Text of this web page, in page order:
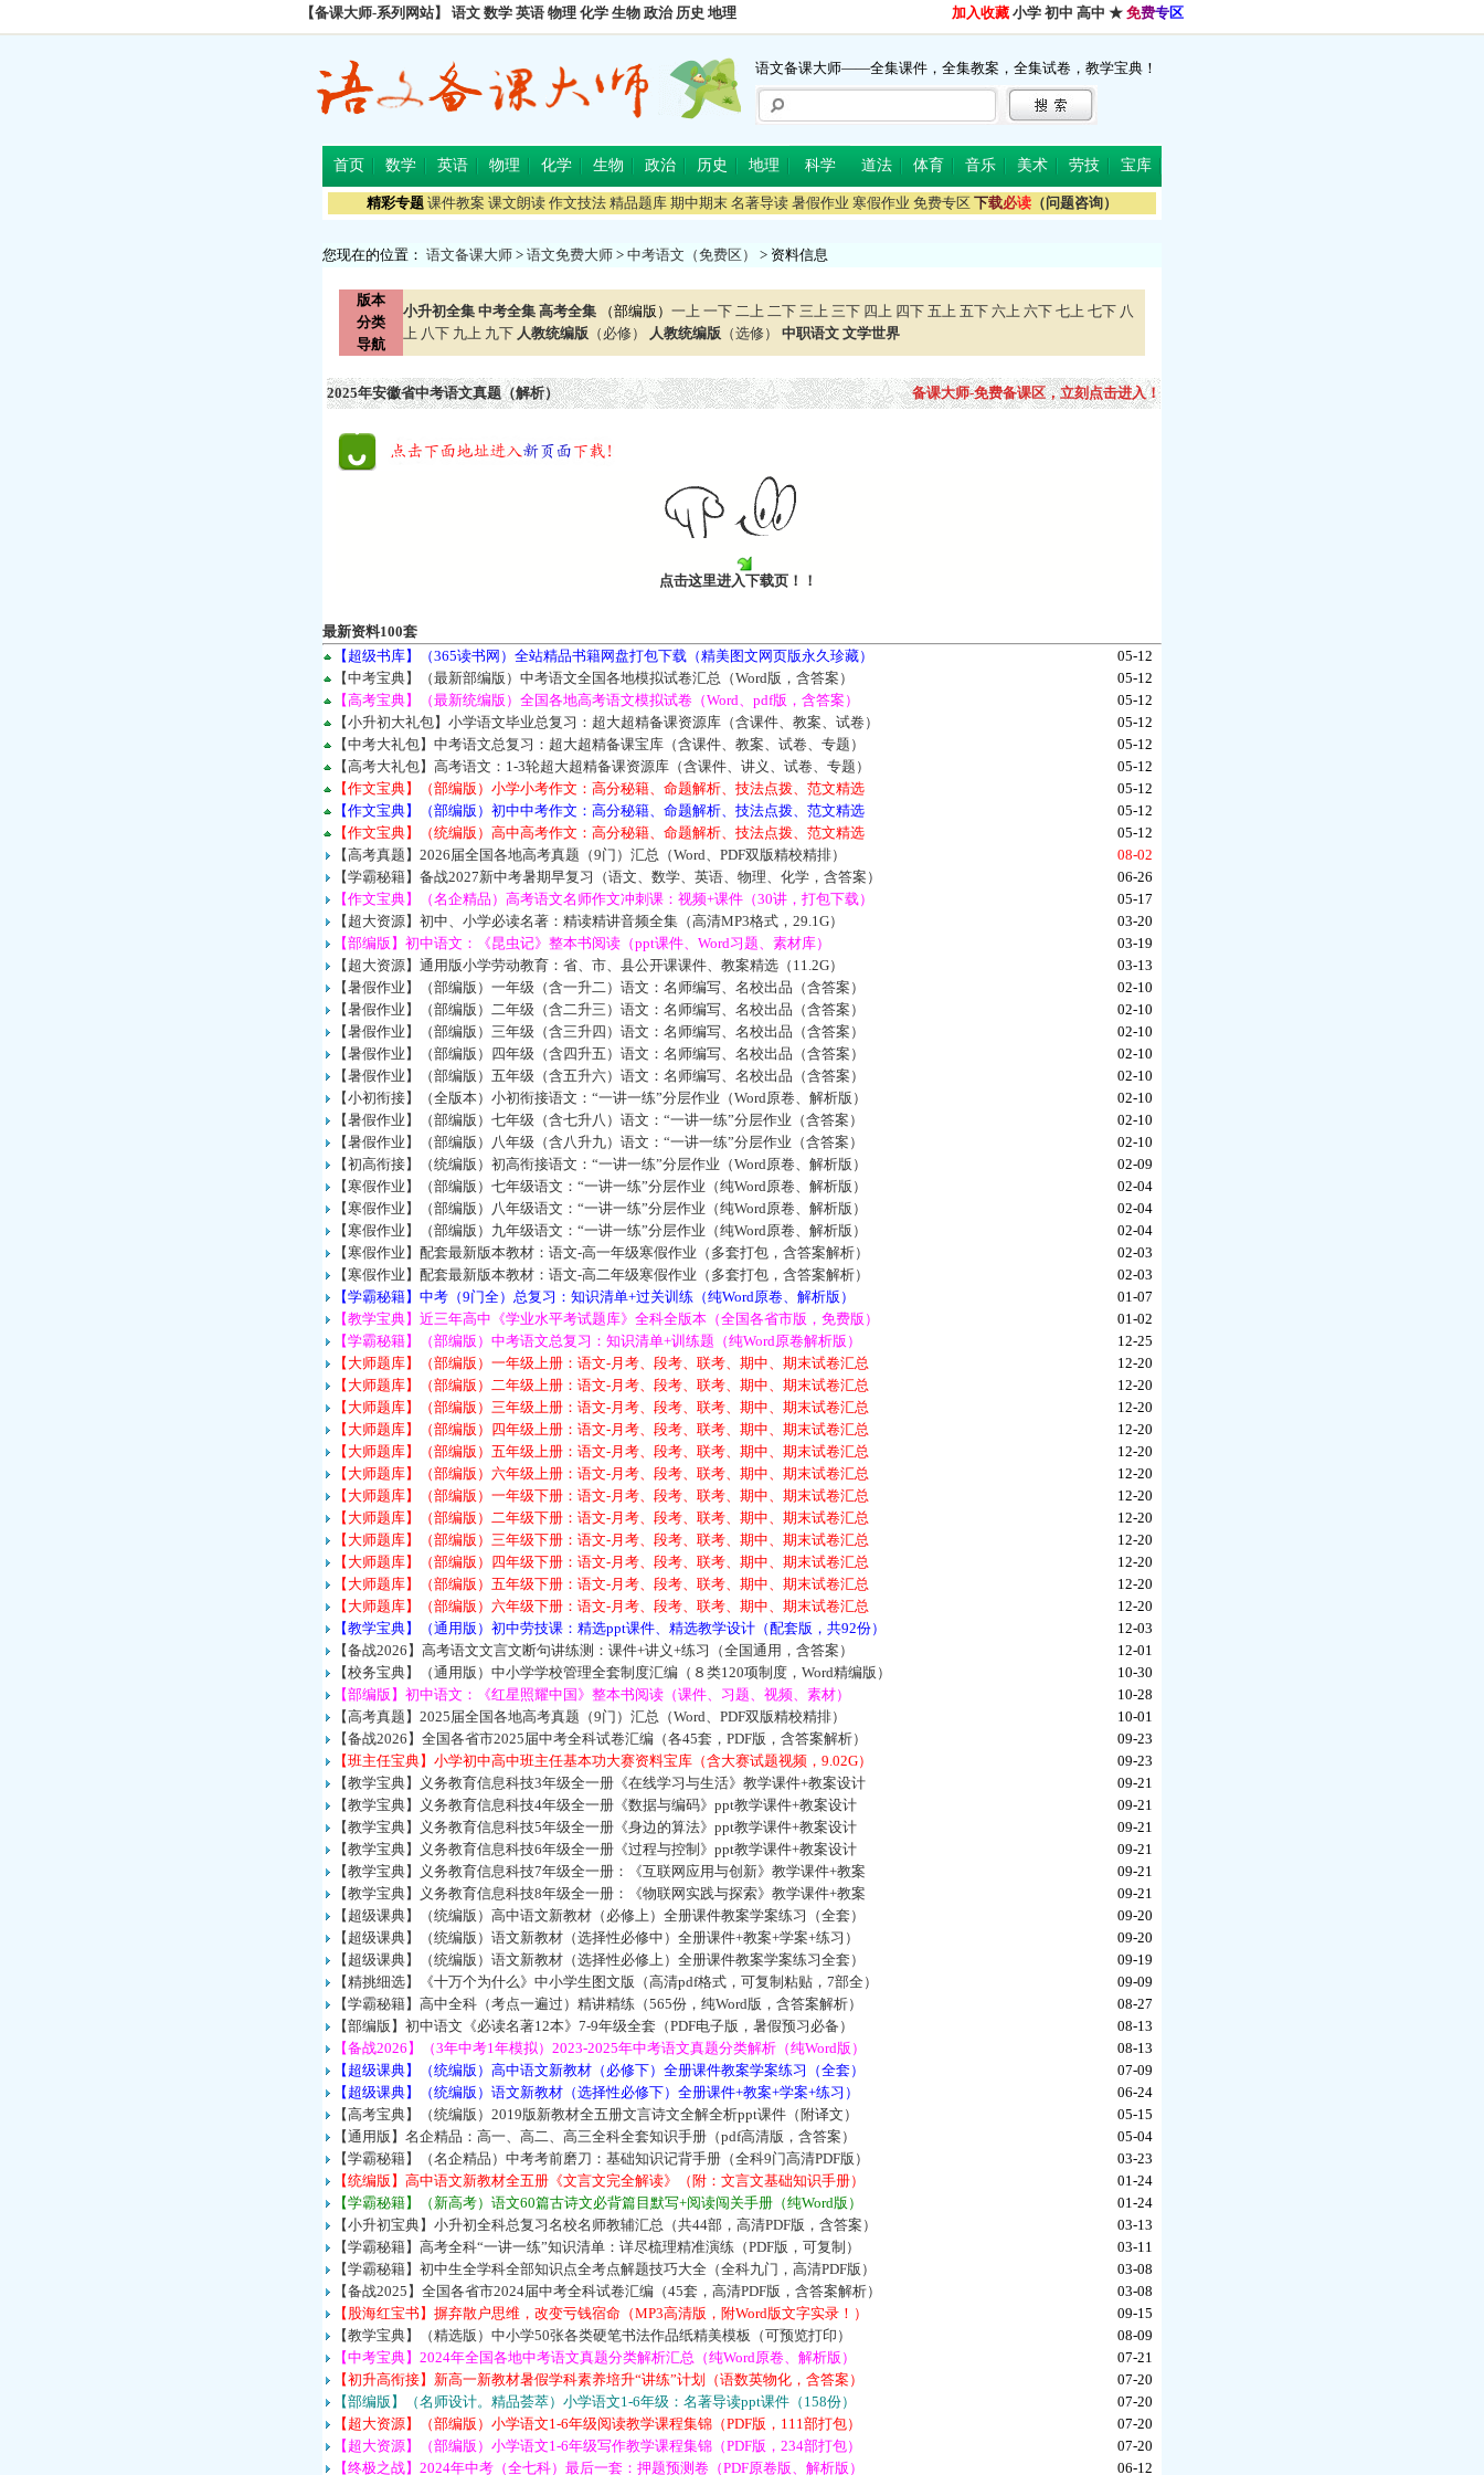
【备课大师-系列网站】 语文 数学 英语 物理 化学 生物 政治 历史 地理 加入收藏 小学 初中 高中 ★ 免费专区
语文备课大师——全集课件，全集教案，全集试卷，教学宝典！
首页 数学 英语 物理 化学 生物 政治 历史 地理 科学 道法 体育 音乐 美术 劳技 宝库
精彩专题 课件教案 课文朗读 作文技法 精品题库 期中期末 名著导读 暑假作业 寒假作业 免费专区 下载必读 （问题咨询）
您现在的位置： 语文备课大师 > 语文免费大师 > 中考语文（免费区） > 资料信息
版本
分类
导航
小升初全集 中考全集 高考全集 （部编版） 一上 一下 二上 二下 三上 三下 四上 四下 五上 五下 六上 六下 七上 七下 八
上 八下 九上 九下 人教统编版 （必修） 人教统编版 （选修） 中职语文 文学世界
2025年安徽省中考语文真题（解析） 备课大师-免费备课区，立刻点击进入！
点击这里进入下载页！！
最新资料100套
【超级书库】（365读书网）全站精品书籍网盘打包下载（精美图文网页版永久珍藏）
05-12
【中考宝典】（最新部编版）中考语文全国各地模拟试卷汇总（Word版，含答案）
05-12
【高考宝典】（最新统编版）全国各地高考语文模拟试卷（Word、pdf版，含答案）
05-12
【小升初大礼包】小学语文毕业总复习：超大超精备课资源库（含课件、教案、试卷）
05-12
【中考大礼包】中考语文总复习：超大超精备课宝库（含课件、教案、试卷、专题）
05-12
【高考大礼包】高考语文：1-3轮超大超精备课资源库（含课件、讲义、试卷、专题）
05-12
【作文宝典】（部编版）小学小考作文：高分秘籍、命题解析、技法点拨、范文精选
05-12
【作文宝典】（部编版）初中中考作文：高分秘籍、命题解析、技法点拨、范文精选
05-12
【作文宝典】（统编版）高中高考作文：高分秘籍、命题解析、技法点拨、范文精选
05-12
【高考真题】2026届全国各地高考真题（9门）汇总（Word、PDF双版精校精排）
08-02
【学霸秘籍】备战2027新中考暑期早复习（语文、数学、英语、物理、化学，含答案）
06-26
【作文宝典】（名企精品）高考语文名师作文冲刺课：视频+课件（30讲，打包下载）
05-17
【超大资源】初中、小学必读名著：精读精讲音频全集（高清MP3格式，29.1G）
03-20
【部编版】初中语文：《昆虫记》整本书阅读（ppt课件、Word习题、素材库）
03-19
【超大资源】通用版小学劳动教育：省、市、县公开课课件、教案精选（11.2G）
03-13
【暑假作业】（部编版）一年级（含一升二）语文：名师编写、名校出品（含答案）
02-10
【暑假作业】（部编版）二年级（含二升三）语文：名师编写、名校出品（含答案）
02-10
【暑假作业】（部编版）三年级（含三升四）语文：名师编写、名校出品（含答案）
02-10
【暑假作业】（部编版）四年级（含四升五）语文：名师编写、名校出品（含答案）
02-10
【暑假作业】（部编版）五年级（含五升六）语文：名师编写、名校出品（含答案）
02-10
【小初衔接】（全版本）小初衔接语文：“一讲一练”分层作业（Word原卷、解析版）
02-10
【暑假作业】（部编版）七年级（含七升八）语文：“一讲一练”分层作业（含答案）
02-10
【暑假作业】（部编版）八年级（含八升九）语文：“一讲一练”分层作业（含答案）
02-10
【初高衔接】（统编版）初高衔接语文：“一讲一练”分层作业（Word原卷、解析版）
02-09
【寒假作业】（部编版）七年级语文：“一讲一练”分层作业（纯Word原卷、解析版）
02-04
【寒假作业】（部编版）八年级语文：“一讲一练”分层作业（纯Word原卷、解析版）
02-04
【寒假作业】（部编版）九年级语文：“一讲一练”分层作业（纯Word原卷、解析版）
02-04
【寒假作业】配套最新版本教材：语文-高一年级寒假作业（多套打包，含答案解析）
02-03
【寒假作业】配套最新版本教材：语文-高二年级寒假作业（多套打包，含答案解析）
02-03
【学霸秘籍】中考（9门全）总复习：知识清单+过关训练（纯Word原卷、解析版）
01-07
【教学宝典】近三年高中《学业水平考试题库》全科全版本（全国各省市版，免费版）
01-02
【学霸秘籍】（部编版）中考语文总复习：知识清单+训练题（纯Word原卷解析版）
12-25
【大师题库】（部编版）一年级上册：语文-月考、段考、联考、期中、期末试卷汇总
12-20
【大师题库】（部编版）二年级上册：语文-月考、段考、联考、期中、期末试卷汇总
12-20
【大师题库】（部编版）三年级上册：语文-月考、段考、联考、期中、期末试卷汇总
12-20
【大师题库】（部编版）四年级上册：语文-月考、段考、联考、期中、期末试卷汇总
12-20
【大师题库】（部编版）五年级上册：语文-月考、段考、联考、期中、期末试卷汇总
12-20
【大师题库】（部编版）六年级上册：语文-月考、段考、联考、期中、期末试卷汇总
12-20
【大师题库】（部编版）一年级下册：语文-月考、段考、联考、期中、期末试卷汇总
12-20
【大师题库】（部编版）二年级下册：语文-月考、段考、联考、期中、期末试卷汇总
12-20
【大师题库】（部编版）三年级下册：语文-月考、段考、联考、期中、期末试卷汇总
12-20
【大师题库】（部编版）四年级下册：语文-月考、段考、联考、期中、期末试卷汇总
12-20
【大师题库】（部编版）五年级下册：语文-月考、段考、联考、期中、期末试卷汇总
12-20
【大师题库】（部编版）六年级下册：语文-月考、段考、联考、期中、期末试卷汇总
12-20
【教学宝典】（通用版）初中劳技课：精选ppt课件、精选教学设计（配套版，共92份）
12-03
【备战2026】高考语文文言文断句讲练测：课件+讲义+练习（全国通用，含答案）
12-01
【校务宝典】（通用版）中小学学校管理全套制度汇编（８类120项制度，Word精编版）
10-30
【部编版】初中语文：《红星照耀中国》整本书阅读（课件、习题、视频、素材）
10-28
【高考真题】2025届全国各地高考真题（9门）汇总（Word、PDF双版精校精排）
10-01
【备战2026】全国各省市2025届中考全科试卷汇编（各45套，PDF版，含答案解析）
09-23
【班主任宝典】小学初中高中班主任基本功大赛资料宝库（含大赛试题视频，9.02G）
09-23
【教学宝典】义务教育信息科技3年级全一册《在线学习与生活》教学课件+教案设计
09-21
【教学宝典】义务教育信息科技4年级全一册《数据与编码》ppt教学课件+教案设计
09-21
【教学宝典】义务教育信息科技5年级全一册《身边的算法》ppt教学课件+教案设计
09-21
【教学宝典】义务教育信息科技6年级全一册《过程与控制》ppt教学课件+教案设计
09-21
【教学宝典】义务教育信息科技7年级全一册：《互联网应用与创新》教学课件+教案
09-21
【教学宝典】义务教育信息科技8年级全一册：《物联网实践与探索》教学课件+教案
09-21
【超级课典】（统编版）高中语文新教材（必修上）全册课件教案学案练习（全套）
09-20
【超级课典】（统编版）语文新教材（选择性必修中）全册课件+教案+学案+练习）
09-20
【超级课典】（统编版）语文新教材（选择性必修上）全册课件教案学案练习全套）
09-19
【精挑细选】《十万个为什么》中小学生图文版（高清pdf格式，可复制粘贴，7部全）
09-09
【学霸秘籍】高中全科（考点一遍过）精讲精练（565份，纯Word版，含答案解析）
08-27
【部编版】初中语文《必读名著12本》7-9年级全套（PDF电子版，暑假预习必备）
08-13
【备战2026】（3年中考1年模拟）2023-2025年中考语文真题分类解析（纯Word版）
08-13
【超级课典】（统编版）高中语文新教材（必修下）全册课件教案学案练习（全套）
07-09
【超级课典】（统编版）语文新教材（选择性必修下）全册课件+教案+学案+练习）
06-24
【高考宝典】（统编版）2019版新教材全五册文言诗文全解全析ppt课件（附译文）
05-15
【通用版】名企精品：高一、高二、高三全科全套知识手册（pdf高清版，含答案）
05-04
【学霸秘籍】（名企精品）中考考前磨刀：基础知识记背手册（全科9门高清PDF版）
03-23
【统编版】高中语文新教材全五册《文言文完全解读》（附：文言文基础知识手册）
01-24
【学霸秘籍】（新高考）语文60篇古诗文必背篇目默写+阅读闯关手册（纯Word版）
01-24
【小升初宝典】小升初全科总复习名校名师教辅汇总（共44部，高清PDF版，含答案）
03-13
【学霸秘籍】高考全科“一讲一练”知识清单：详尽梳理精准演练（PDF版，可复制）
03-11
【学霸秘籍】初中生全学科全部知识点全考点解题技巧大全（全科九门，高清PDF版）
03-08
【备战2025】全国各省市2024届中考全科试卷汇编（45套，高清PDF版，含答案解析）
03-08
【股海红宝书】摒弃散户思维，改变亏钱宿命（MP3高清版，附Word版文字实录！）
09-15
【教学宝典】（精选版）中小学50张各类硬笔书法作品纸精美模板（可预览打印）
08-09
【中考宝典】2024年全国各地中考语文真题分类解析汇总（纯Word原卷、解析版）
07-21
【初升高衔接】新高一新教材暑假学科素养培升“讲练”计划（语数英物化，含答案）
07-20
【部编版】（名师设计。精品荟萃）小学语文1-6年级：名著导读ppt课件（158份）
07-20
【超大资源】（部编版）小学语文1-6年级阅读教学课程集锦（PDF版，111部打包）
07-20
【超大资源】（部编版）小学语文1-6年级写作教学课程集锦（PDF版，234部打包）
07-20
【终极之战】2024年中考（全七科）最后一套：押题预测卷（PDF原卷版、解析版）
06-12